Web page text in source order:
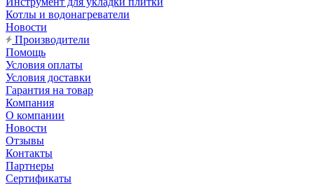
Котлы и водонагреватели
Новости
Производители
Помощь
Условия оплаты
Условия доставки
Гарантия на товар
Компания
О компании
Новости
Отзывы
Контакты
Партнеры
Сертификаты